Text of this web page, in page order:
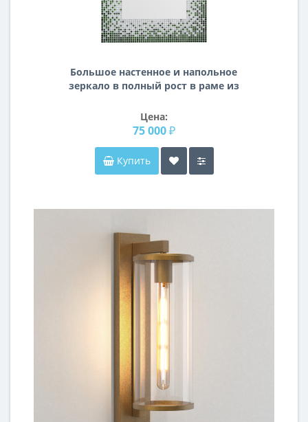
Большое настенное и напольное
зеркало в полный рост в раме из
Цена:
75 000 ₽
Купить